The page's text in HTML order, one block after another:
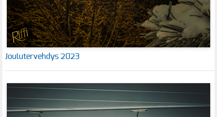
Joulutervehdys 2023